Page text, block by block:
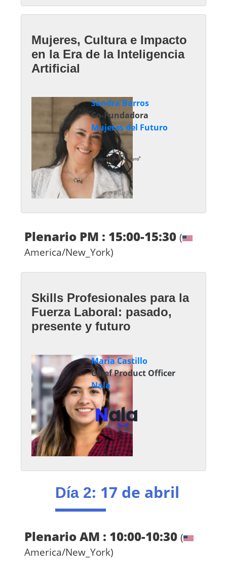
Mujeres, Cultura e Impacto
en la Era de la Inteligencia
Artificial
Sandra Barros
Co-Fundadora
Mujeres del Futuro
Plenario PM : 15:00-15:30 (
America/New_York)
Skills Profesionales para la
Fuerza Laboral: pasado,
presente y futuro
Maria Castillo
Chief Product Officer
Nala
Día 2: 17 de abril
Plenario AM : 10:00-10:30 (
America/New_York)